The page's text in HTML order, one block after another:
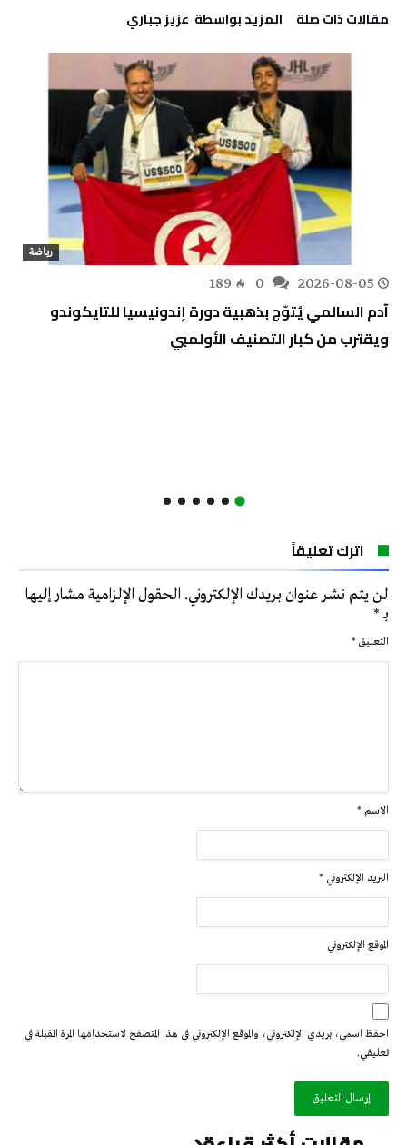
‫مقالات ذات صلة‬ ‫‫المزيد بواسطة‬ ‬ عزيز جباري
رياضة
2026-08-05
189
آدم السالمي يُتوّج بذهبية دورة إندونيسيا للتايكوندو
ويقترب من كبار التصنيف الأولمبي
اترك تعليقاً
لن يتم نشر عنوان بريدك الإلكتروني. الحقول الإلزامية مشار إليها
بـ*
التعليق *
الاسم *
البريد الإلكتروني *
الموقع الإلكتروني
احفظ اسمي، بريدي الإلكتروني، والموقع الإلكتروني في هذا المتصفح لاستخدامها المرة المقبلة في
تعليقي.